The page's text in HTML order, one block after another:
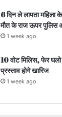
6 दिन ले लापता महिला
मौत के राज ऊपर पुलिस
1 week ago
10 वोट मिलिस, फेर
प्रस्ताव होगे खारिज
1 week ago